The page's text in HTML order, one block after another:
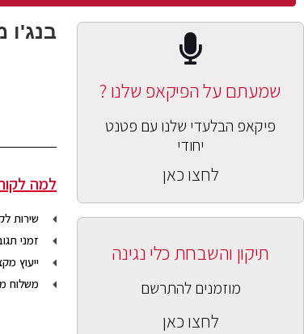
שמעתם על הפיקאפ שלנו ?
פיקאפ הבלעדי שלנו עם פטנט
יחודי
לחצו כאן
תיקון והשבחת כלי נגינה
מוזמנים להתרשם
לחצו כאן
בנג'ו
למה
שירות
זמני
ייעוץ
משלוח